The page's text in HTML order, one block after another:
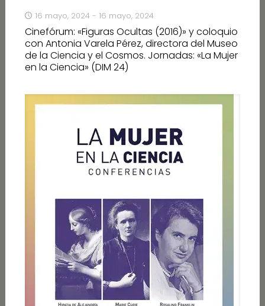
16 mayo, 2024 - 16 mayo, 2024
Cinefórum: «Figuras Ocultas (2016)» y coloquio
con Antonia Varela Pérez, directora del Museo
de la Ciencia y el Cosmos. Jornadas: «La Mujer
en la Ciencia» (DIM 24)